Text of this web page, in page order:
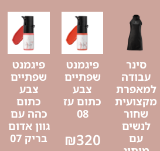
סינר
עבודה
למאפרת
מקצועית
שחור
לנשים
עם
פיגמנט
שפתיים
צבע
כתום עז
08
₪320
פיגמנט
שפתיים
צבע
כתום
כהה עם
גוון אדום
בריק 07